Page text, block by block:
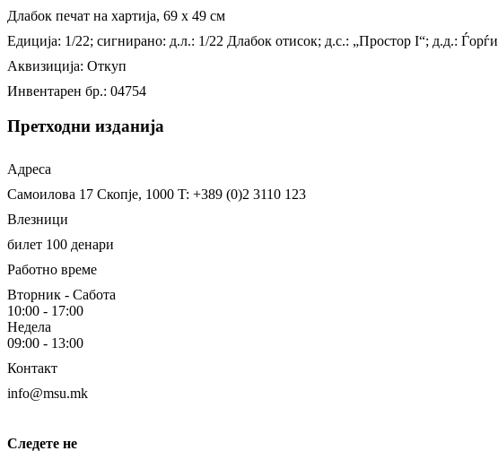
Длабок печат на хартија, 69 х 49 см
Едиција: 1/22; сигнирано: д.л.: 1/22 Длабок отисок; д.с.: „Простор I“; д.д.:
Аквизиција: Откуп
Инвентарен бр.: 04754
Претходни изданија
Адреса
Самоилова 17 Скопје, 1000 T: +389 (0)2 3110 123
Влезници
билет 100 денари
Работно време
Вторник - Сабота
10:00 - 17:00
Недела
09:00 - 13:00
Контакт
info@msu.mk
Следете не